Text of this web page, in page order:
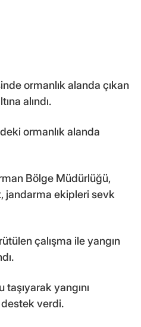
ormanlık alanda çıkan
alındı.
ormanlık alanda
Bölge Müdürlüğü,
jandarma ekipleri sevk
çalışma ile yangın
yangını
destek verdi.